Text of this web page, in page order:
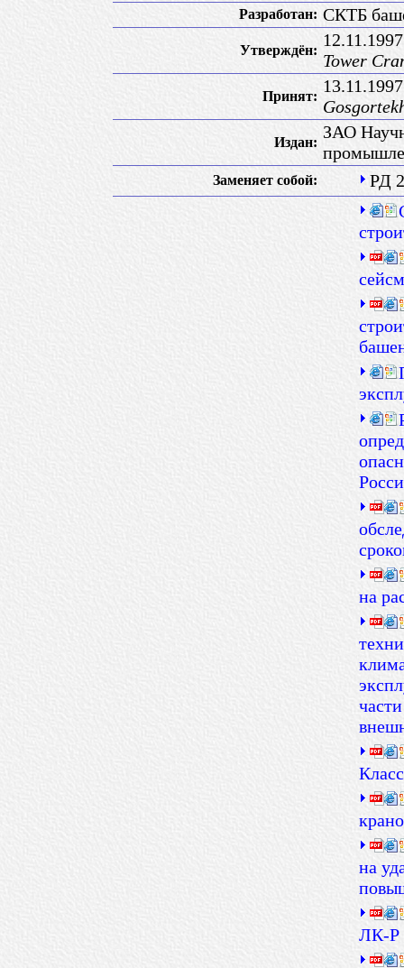
Разработан: СКТБ
Утверждён:
Tower
Принят:
Издан:
ЗАО
Заменяет собой:
РД
на
на
ЛК-Р